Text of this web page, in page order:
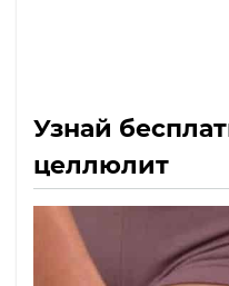
Узнай
целлюлит